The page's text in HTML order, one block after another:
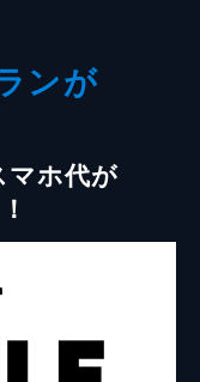
ンが
マホ代が